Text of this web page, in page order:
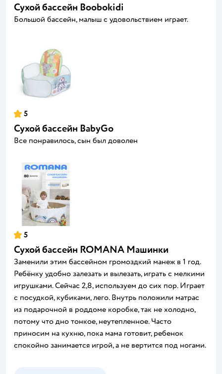
Сухой бассейн Boobokidi
Большой бассейн, малыш с удовольствием играет.
5
Сухой бассейн BabyGo
Все понравилось, сын был доволен
5
Сухой бассейн ROMANA Машинки
Заменили этим бассейном громоздкий манеж в 1 год.
Ребёнку удобно залезать и вылезать, играть с мелкими
игрушками. Сейчас 2,8, используем до сих пор. Играет
с посудкой, кубиками, лего. Внутрь положили матрас
из подарочной в роддоме коробке, так не холодно,
потому что дно тонкое, неутепленное. Часто
приносим на кухню, пока мама готовит, ребенок
спокойно занимается игрой, а не вертится под ногами.